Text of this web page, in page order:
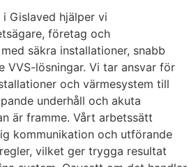
Gislaved hjälper vi
företag och
säkra installationer, snabb
VVS-lösningar. Vi tar ansvar för
och värmesystem till
underhåll och akuta
är framme. Vårt arbetssätt
kommunikation och utförande
vilket ger trygga resultat